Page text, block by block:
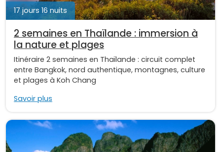
17 jours 16 nuits
2 semaines en Thaïlande : immersion à
la nature et plages
Itinéraire 2 semaines en Thaïlande : circuit complet
entre Bangkok, nord authentique, montagnes, culture
et plages à Koh Chang
Savoir plus